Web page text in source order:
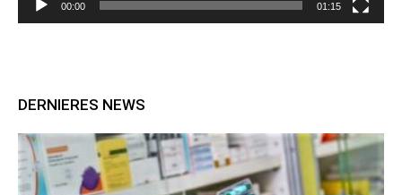
00:00 01:15
DERNIERES NEWS